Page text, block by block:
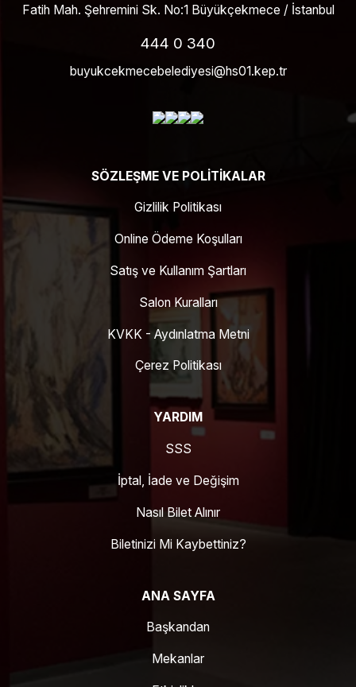
Fatih Mah. Şehremini Sk. No:1 Büyükçekmece / İstanbul
444 0 340
buyukcekmecebelediyesi@hs01.kep.tr
SÖZLEŞME VE POLITIKALAR
Gizlilik Politikası
Online Ödeme Koşulları
Satış ve Kullanım Şartları
Salon Kuralları
KVKK - Aydınlatma Metni
Çerez Politikası
YARDIM
SSS
İptal, İade ve Değişim
Nasıl Bilet Alınır
Biletinizi Mi Kaybettiniz?
ANA SAYFA
Başkandan
Mekanlar